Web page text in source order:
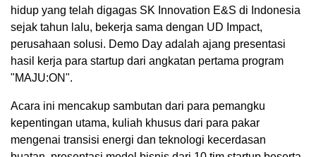
hidup yang telah digagas SK Innovation E&S di Indonesia
sejak tahun lalu, bekerja sama dengan UD Impact,
perusahaan solusi. Demo Day adalah ajang presentasi
hasil kerja para startup dari angkatan pertama program
"MAJU:ON".
Acara ini mencakup sambutan dari para pemangku
kepentingan utama, kuliah khusus dari para pakar
mengenai transisi energi dan teknologi kecerdasan